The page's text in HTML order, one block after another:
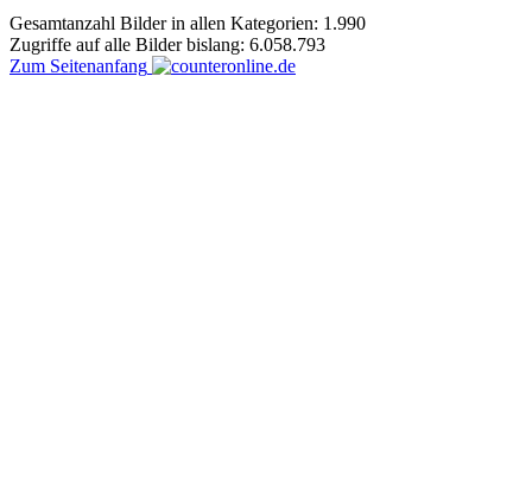
Gesamtanzahl Bilder in allen Kategorien: 1.990
Zugriffe auf alle Bilder bislang: 6.058.793
Zum Seitenanfang